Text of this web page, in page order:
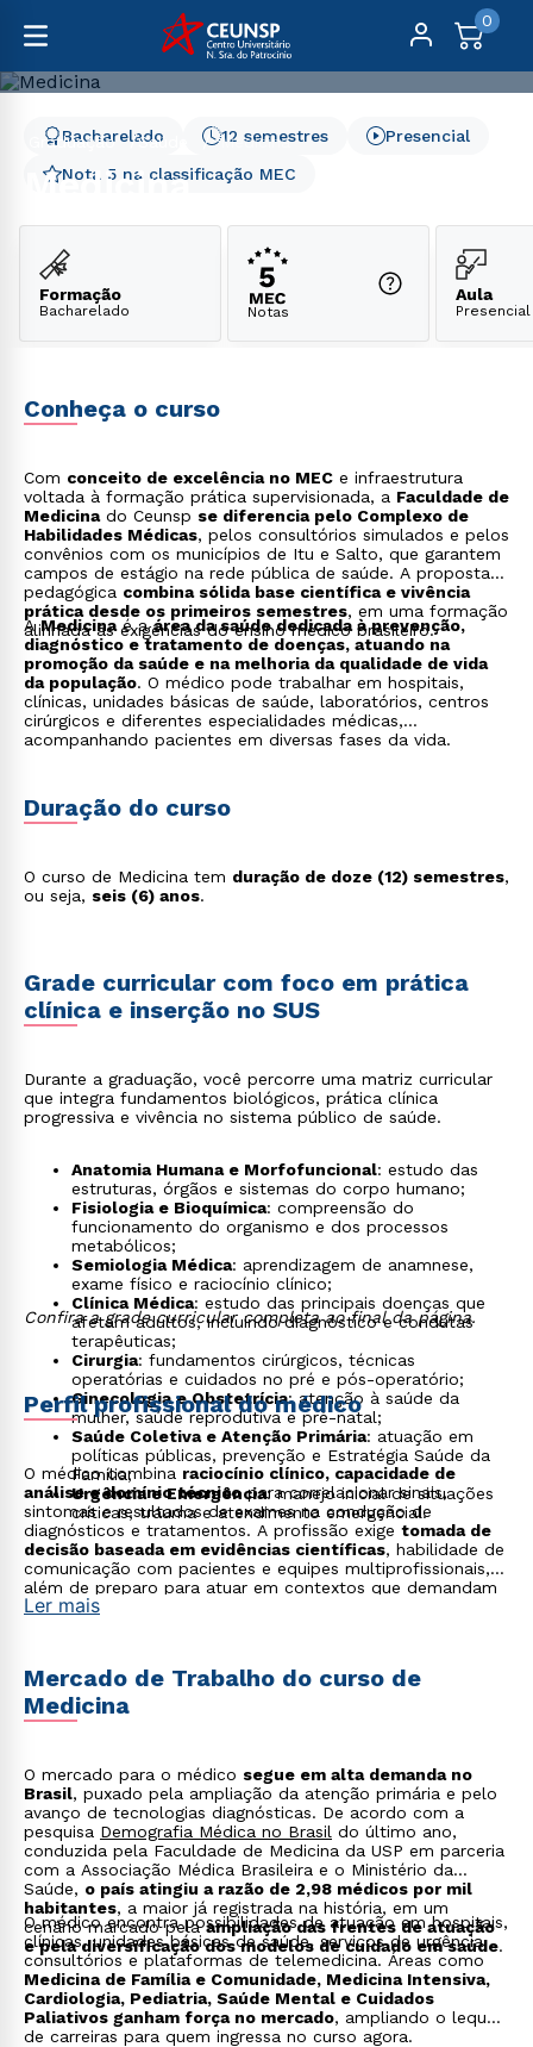
0
Graduação Saúde Medicina
Medicina
Nota 5 na classificação MEC
12 semestres
Bacharelado Presencial
Formação
Bacharelado Notas
Aula
Presencial
Conheça o curso
Com conceito de excelência no MEC e infraestrutura
voltada à formação prática supervisionada, a Faculdade de
Medicinado Ceunsp se diferencia pelo Complexo de
Habilidades Médicas, pelos consultórios simulados e pelos
convênios com os municípios de Itu e Salto, que garantem
campos de estágio na rede pública de saúde. A proposta
pedagógica combina sólida base científica e vivência
prática desde os primeiros semestres, em uma formação
alinhada às exigências do ensino médico brasileiro.
AMedicinaé aárea da saúde dedicada à prevenção,
diagnóstico e tratamento de doenças, atuando na
promoção da saúde e na melhoria da qualidade de vida
da população. O médico pode trabalhar em hospitais,
clínicas, unidades básicas de saúde, laboratórios, centros
cirúrgicos e diferentes especialidades médicas,
acompanhando pacientes em diversas fases da vida.
Duração do curso
O curso de Medicina tem duração de doze (12) semestres,
ou seja, seis (6) anos.
Grade curricular com foco em prática
clínica e inserção no SUS
Durante a graduação, você percorre uma matriz curricular
que integra fundamentos biológicos, prática clínica
progressiva e vivência no sistema público de saúde.
Anatomia Humana e Morfofuncional: estudo das
estruturas, órgãos e sistemas do corpo humano;
Fisiologia e Bioquímica: compreensão do
funcionamento do organismo e dos processos
metabólicos;
Semiologia Médica: aprendizagem de anamnese,
exame físico e raciocínio clínico;
Clínica Médica: estudo das principais doenças que
afetam adultos, incluindo diagnóstico e condutas
terapêuticas;
Cirurgia: fundamentos cirúrgicos, técnicas
operatórias e cuidados no pré e pós-operatório;
Ginecologia e Obstetrícia: atenção à saúde da
mulher, saúde reprodutiva e pré-natal;
Saúde Coletiva e Atenção Primária: atuação em
políticas públicas, prevenção e Estratégia Saúde da
Família;
Urgência e Emergência: manejo inicial de situações
críticas, trauma e atendimento emergencial.
Confira a grade curricular completa ao final da página.
Perfil profissional do médico
O médico combina raciocínio clínico, capacidade de
análise e domínio técnicopara correlacionar sinais,
sintomas e resultados de exames na condução de
diagnósticos e tratamentos. A profissão exige tomada de
decisão baseada em evidências científicas, habilidade de
comunicação com pacientes e equipes multiprofissionais,
além de preparo para atuar em contextos que demandam
agilidade, precisão e responsabilidade ética.
Ler mais
Mercado de Trabalho do curso de
Medicina
O mercado para o médico segue em alta demanda no
Brasil, puxado pela ampliação da atenção primária e pelo
avanço de tecnologias diagnósticas. De acordo com a
pesquisa Demografia Médica no Brasil do último ano,
conduzida pela Faculdade de Medicina da USP em parceria
com a Associação Médica Brasileira e o Ministério da
Saúde, o país atingiu a razão de 2,98 médicos por mil
habitantes, a maior já registrada na história, em um
cenário marcado pelaampliação das frentes de atuação
e pela diversificação dos modelos de cuidado em saúde.
O médico encontra possibilidades de atuação em hospitais,
clínicas, unidades básicas de saúde, serviços de urgência,
consultórios e plataformas de telemedicina. Áreas como
Medicina de Família e Comunidade, Medicina Intensiva,
Cardiologia, Pediatria, Saúde Mental e Cuidados
Paliativos ganham força no mercado, ampliando o leque
de carreiras para quem ingressa no curso agora.